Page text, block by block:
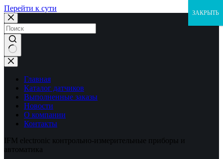
Перейти к сути
Ничего
не
найденоГлавная
Каталог датчиков
Выполненные заказы
Новости
О компании
Контакты
IFM electronic контрольно-измерительные приборы и
автоматика
ЗАКРЫТЬ